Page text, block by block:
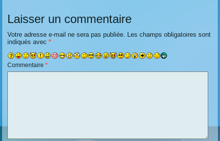
Laisser un commentaire
Votre adresse e-mail ne sera pas publiée. Les champs obligatoires sont
indiqués avec*
Commentaire*